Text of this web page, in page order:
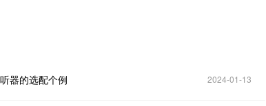
器的选配个例 2024-01-13